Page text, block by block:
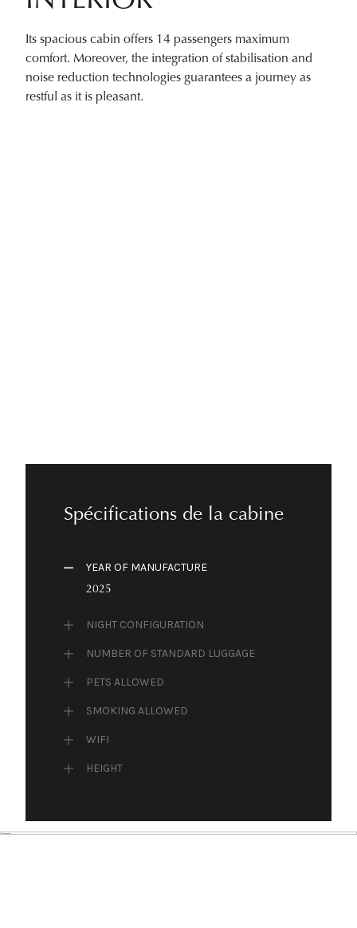
Its spacious cabin offers 14 passengers maximum
comfort. Moreover, the integration of stabilisation and
noise reduction technologies guarantees a journey as
restful as it is pleasant.
Spécifications de la cabine
YEAR OF MANUFACTURE
2025
NIGHT CONFIGURATION
NUMBER OF STANDARD LUGGAGE
PETS ALLOWED
SMOKING ALLOWED
WIFI
HEIGHT